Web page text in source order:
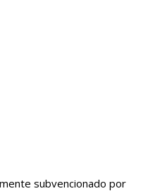
subvencionado por